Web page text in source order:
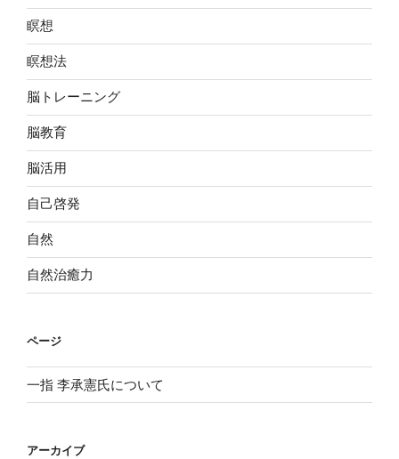
瞑想
瞑想法
脳トレーニング
脳教育
脳活用
自己啓発
自然
自然治癒力
ページ
一指 李承憲氏について
アーカイブ